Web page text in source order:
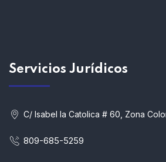
Servicios Jurídicos
C/ Isabel la Catolica # 60, Zona
809-685-5259